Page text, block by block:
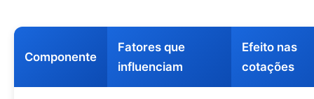
Componente
Fatores que
influenciam
Efeito nas
cotações